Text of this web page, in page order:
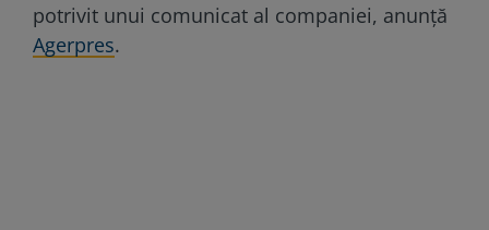
potrivit unui comunicat al companiei, anunță
Agerpres.